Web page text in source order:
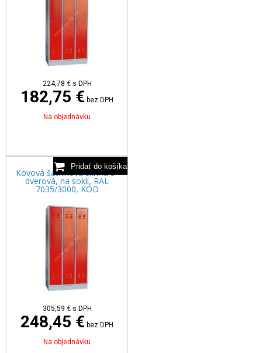
224,78 € s DPH
182,75 € bez DPH
Na objednávku
Kovová šatníková skriňa 3-
dverová, na sokli, RAL
7035/3000, KÓD
305,59 € s DPH
248,45 € bez DPH
Na objednávku